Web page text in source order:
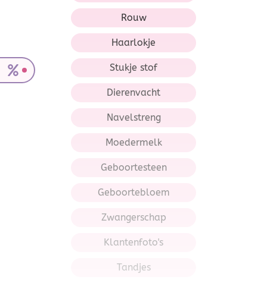
Rouw
Haarlokje
Stukje stof
Dierenvacht
Navelstreng
Moedermelk
Geboortesteen
Geboortebloem
Zwangerschap
Klantenfoto's
Tandjes